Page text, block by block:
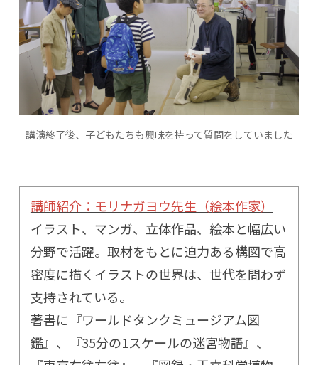
講演終了後、子どもたちも興味を持って質問をしていました
講師紹介：モリナガヨウ先生（絵本作家）
イラスト、マンガ、立体作品、絵本と幅広い
分野で活躍。取材をもとに迫力ある構図で高
密度に描くイラストの世界は、世代を問わず
支持されている。
著書に『ワールドタンクミュージアム図
鑑』、『35分の1スケールの迷宮物語』、